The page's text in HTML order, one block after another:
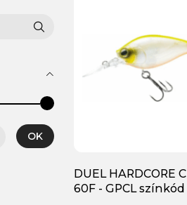
OK
DUEL HARDCORE
60F - GPCL színkód